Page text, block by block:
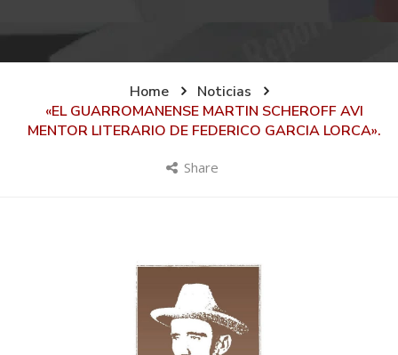
Home
Noticias
«EL GUARROMANENSE MARTIN SCHEROFF AVI
MENTOR LITERARIO DE FEDERICO GARCIA LORCA».
Share